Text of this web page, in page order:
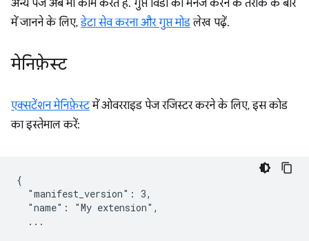
अन्य पेज अब भी काम करते हैं. गुप्त विंडो को मैनेज करने के तरीके के बारे
में जानने के लिए,डेटा सेव करना और गुप्त मोडलेख पढ़ें.
मेनिफ़ेस्ट
एक्सटेंशन मेनिफ़ेस्टमें ओवरराइड पेज रजिस्टर करने के लिए, इस कोड
का इस्तेमाल करें:
{
  "manifest_version": 3,
  "name": "My extension",
  ...